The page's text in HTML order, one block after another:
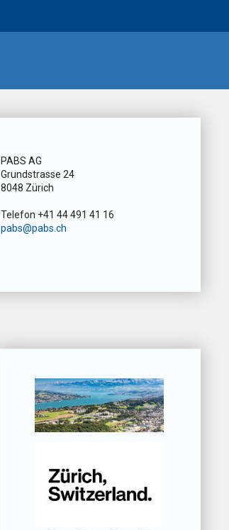
PABS AG
Grundstrasse 24
8048 Zürich
Telefon +41 44 491 41 16
pabs@pabs.ch